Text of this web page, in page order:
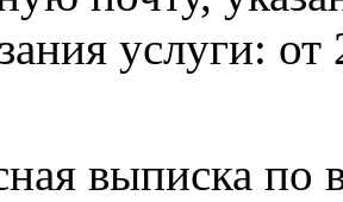
услуги: от
выписка